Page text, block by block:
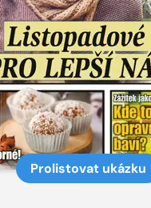
Prolistovat ukázku